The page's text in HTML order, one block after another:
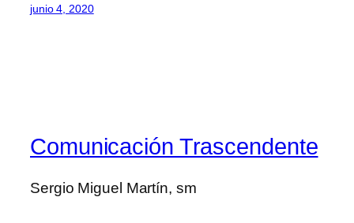
junio 4, 2020
Comunicación Trascendente
Sergio Miguel Martín, sm